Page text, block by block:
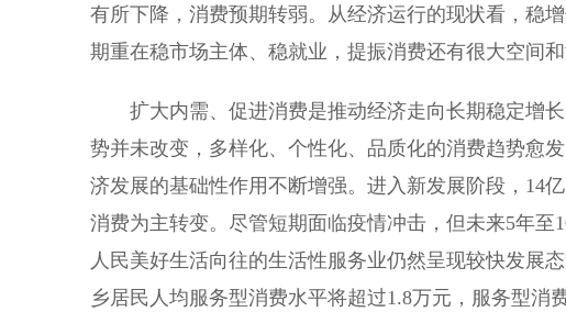
有所下降，消费预期转弱。从经济运行的现状看，稳
期重在稳市场主体、稳就业，提振消费还有很大空间和
扩大内需、促进消费是推动经济走向长期稳定增长
势并未改变，多样化、个性化、品质化的消费趋势愈
济发展的基础性作用不断增强。进入新发展阶段，14
消费为主转变。尽管短期面临疫情冲击，但未来5年
人民美好生活向往的生活性服务业仍然呈现较快发展
乡居民人均服务型消费水平将超过1.8万元，服务型消